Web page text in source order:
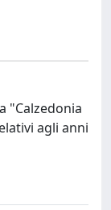
"Calzedonia
agli anni